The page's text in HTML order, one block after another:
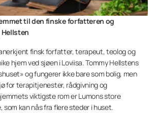
til den finske forfatteren og
finsk forfatter, terapeut, teolog og
hjem ved sjøen i Loviisa. Tommy Hellstens
og fungerer ikke bare som bolig, men
for terapitjenester, rådgivning og
viktigste rom er Lumons store
som kan nås fra flere steder i huset.